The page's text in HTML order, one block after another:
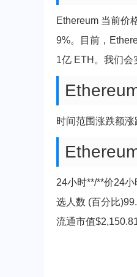
Ethereum 当前价
9%。目前，
1亿 ETH。我们会
时间范围涨跌额
24小时**/**价24
选人数 (百分比
流通市值